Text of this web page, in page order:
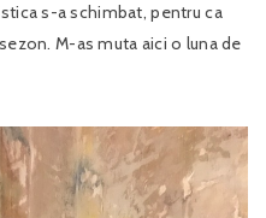
s-a schimbat, pentru ca
M-as muta aici o luna de